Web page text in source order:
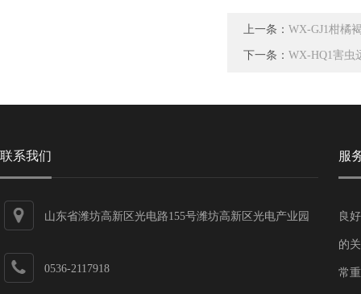
上一条： WX-GJ1柑橘
下一条： WX-HQ1害虫
联系我们
山东省潍坊高新区光电路155号潍坊高新区光电产业园
0536-2117918
服
良
的
常